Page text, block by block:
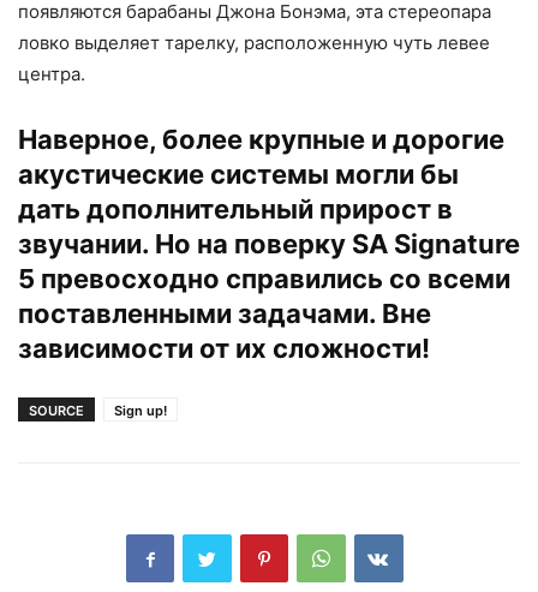
появляются барабаны Джона Бонэма, эта стереопара
ловко выделяет тарелку, расположенную чуть левее
центра.
Наверное, более крупные и дорогие
акустические системы могли бы
дать дополнительный прирост в
звучании. Но на поверку SA Signature
5 превосходно справились со всеми
поставленными задачами. Вне
зависимости от их сложности!
SOURCE Sign up!